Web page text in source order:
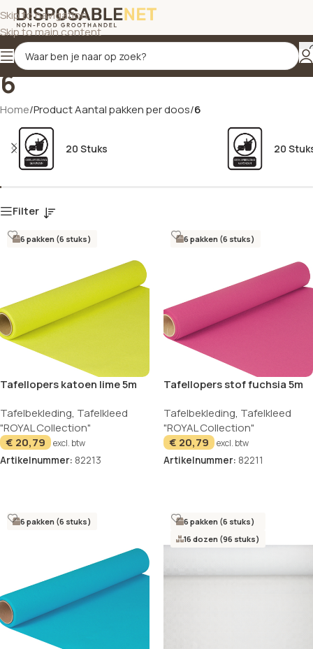
Skip to navigation
Skip to main content
6
Home/Product Aantal pakken per doos/6
20 Stuks 20
Filter
6 pakken (6 stuks)
Tafellopers katoen lime 5m
Tafelbekleding, Tafelkleed
"ROYAL Collection"
€ 20,79 excl. btw
Artikelnummer: 82213
6 pakken (6 stuks)
Tafellopers stof fuchsia 5m
Tafelbekleding, Tafelkleed
"ROYAL Collection"
€ 20,79 excl. btw
Artikelnummer: 82211
6 pakken (6 stuks)
6 pakken (6 stuks)
16 dozen (96 stuks)